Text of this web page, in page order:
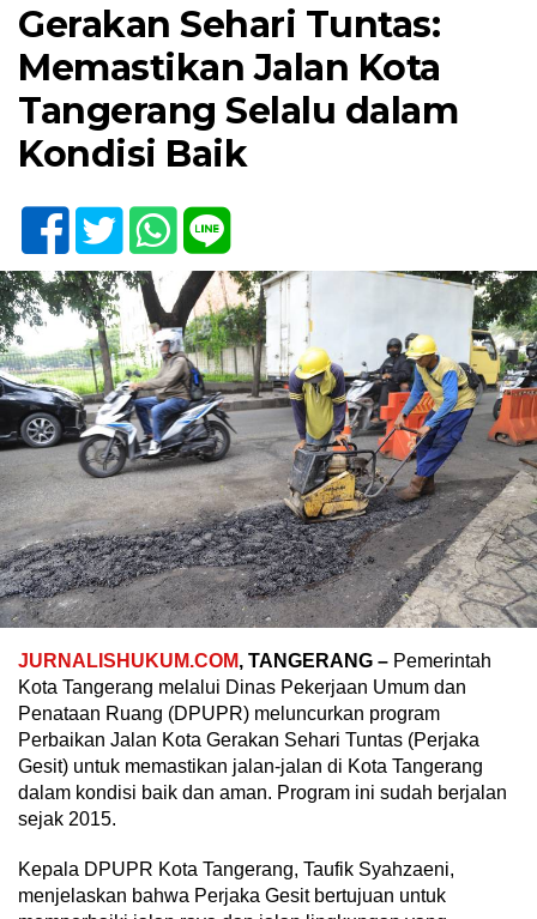
Gerakan Sehari Tuntas:
Memastikan Jalan Kota
Tangerang Selalu dalam
Kondisi Baik
JURNALISHUKUM.COM, TANGERANG – Pemerintah
Kota Tangerang melalui Dinas Pekerjaan Umum dan
Penataan Ruang (DPUPR) meluncurkan program
Perbaikan Jalan Kota Gerakan Sehari Tuntas (Perjaka
Gesit) untuk memastikan jalan-jalan di Kota Tangerang
dalam kondisi baik dan aman. Program ini sudah berjalan
sejak 2015.
Kepala DPUPR Kota Tangerang, Taufik Syahzaeni,
menjelaskan bahwa Perjaka Gesit bertujuan untuk